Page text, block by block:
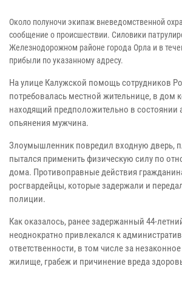
Около полуночи экипаж вневедомственной
сообщение о происшествии. Силовики
Железнодорожном районе города Орла и в
прибыли по указанному адресу.
На улице Калужской помощь сотрудников
потребовалась местной жительнице, в дом
находящий предположительно в состоянии
опьянения мужчина.
Злоумышленник повредил входную дверь,
пытался применить физическую силу по
дома. Противоправные действия
росгвардейцы, которые задержали и
полиции.
Как оказалось, ранее задержанный 44-
неоднократно привлекался к
ответственности, в том числе за
жилище, грабеж и причинение вреда